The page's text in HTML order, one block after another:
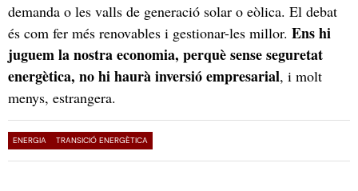
demanda o les valls de generació solar o eòlica. El debat
és com fer més renovables i gestionar-les millor. Ens hi
juguem la nostra economia, perquè sense seguretat
energètica, no hi haurà inversió empresarial, i molt
menys, estrangera.
ENERGIA TRANSICIÓ ENERGÈTICA